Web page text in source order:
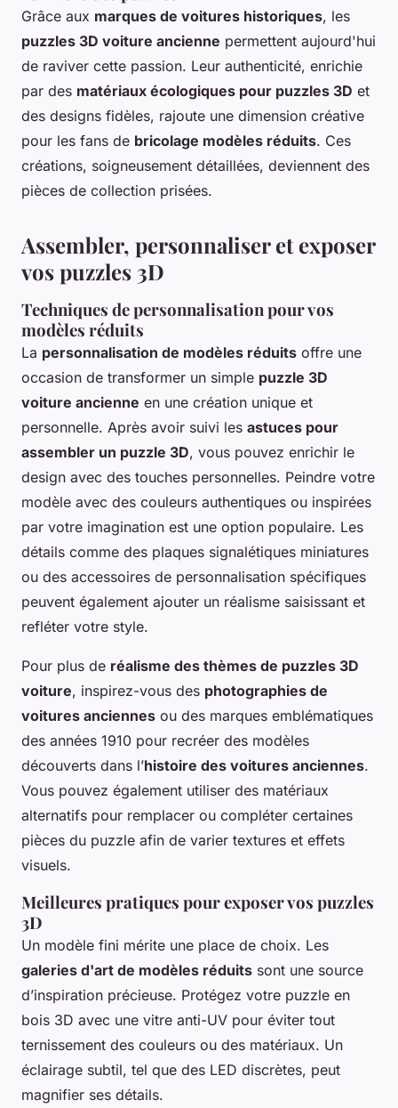
Grâce aux marques de voitures historiques, les
puzzles 3D voiture ancienne permettent aujourd'hui
de raviver cette passion. Leur authenticité, enrichie
par des matériaux écologiques pour puzzles 3D et
des designs fidèles, rajoute une dimension créative
pour les fans de bricolage modèles réduits. Ces
créations, soigneusement détaillées, deviennent des
pièces de collection prisées.
Assembler, personnaliser et exposer
vos puzzles 3D
Techniques de personnalisation pour vos
modèles réduits
La personnalisation de modèles réduits offre une
occasion de transformer un simple puzzle 3D
voiture ancienne en une création unique et
personnelle. Après avoir suivi les astuces pour
assembler un puzzle 3D, vous pouvez enrichir le
design avec des touches personnelles. Peindre votre
modèle avec des couleurs authentiques ou inspirées
par votre imagination est une option populaire. Les
détails comme des plaques signalétiques miniatures
ou des accessoires de personnalisation spécifiques
peuvent également ajouter un réalisme saisissant et
refléter votre style.
Pour plus de réalisme des thèmes de puzzles 3D
voiture, inspirez-vous des photographies de
voitures anciennes ou des marques emblématiques
des années 1910 pour recréer des modèles
découverts dans l’histoire des voitures anciennes.
Vous pouvez également utiliser des matériaux
alternatifs pour remplacer ou compléter certaines
pièces du puzzle afin de varier textures et effets
visuels.
Meilleures pratiques pour exposer vos puzzles
3D
Un modèle fini mérite une place de choix. Les
galeries d'art de modèles réduits sont une source
d’inspiration précieuse. Protégez votre puzzle en
bois 3D avec une vitre anti-UV pour éviter tout
ternissement des couleurs ou des matériaux. Un
éclairage subtil, tel que des LED discrètes, peut
magnifier ses détails.